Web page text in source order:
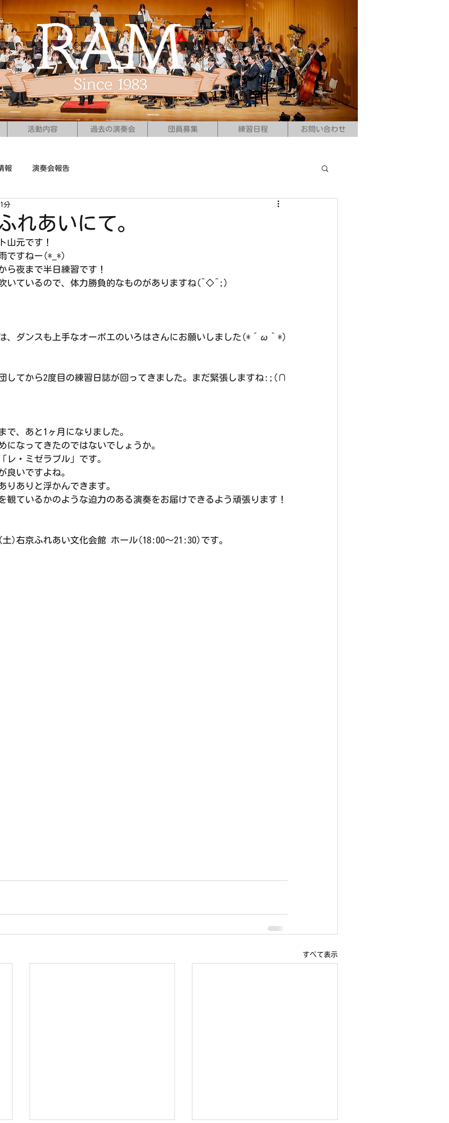
活動内容 過去の演奏会 団員募集 練習日程 お問い合わせ
報 演奏会報告
れあいにて。
分
山元です！
ですねー(*_*)
ら夜まで半日練習です！
いているので、体力勝負的なものがありますね(^◇^;)
、ダンスも上手なオーボエのいろはさんにお願いしました(*´ω｀*)
してから2度目の練習日誌が回ってきました。まだ緊張しますね:;(∩
で、あと1ヶ月になりました。
になってきたのではないでしょうか。
レ・ミゼラブル」です。
良いですよね。
りありと浮かんできます。
観ているかのような迫力のある演奏をお届けできるよう頑張ります！
)右京ふれあい文化会館 ホール(18:00〜21:30)です。
すべて表示